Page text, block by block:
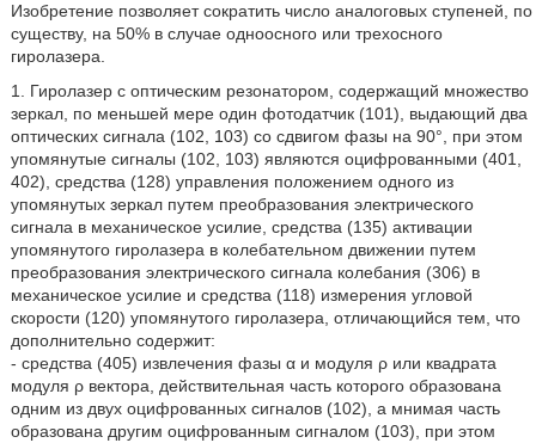
Изобретение позволяет сократить число аналоговых ступеней, по
существу, на 50% в случае одноосного или трехосного
гиролазера.
1. Гиролазер с оптическим резонатором, содержащий множество
зеркал, по меньшей мере один фотодатчик (101), выдающий два
оптических сигнала (102, 103) со сдвигом фазы на 90°, при этом
упомянутые сигналы (102, 103) являются оцифрованными (401,
402), средства (128) управления положением одного из
упомянутых зеркал путем преобразования электрического
сигнала в механическое усилие, средства (135) активации
упомянутого гиролазера в колебательном движении путем
преобразования электрического сигнала колебания (306) в
механическое усилие и средства (118) измерения угловой
скорости (120) упомянутого гиролазера, отличающийся тем, что
дополнительно содержит:
- средства (405) извлечения фазы α и модуля ρ или квадрата
модуля ρ вектора, действительная часть которого образована
одним из двух оцифрованных сигналов (102), а мнимая часть
образована другим оцифрованным сигналом (103), при этом